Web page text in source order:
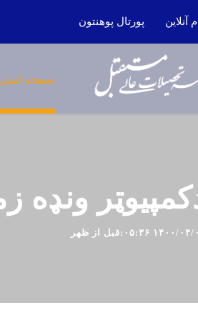
آنلاین پورتال پوهنتون
صفحه
ونډه
۰۴/۰۸ ۰۵:۳۶:قبل از ظهر